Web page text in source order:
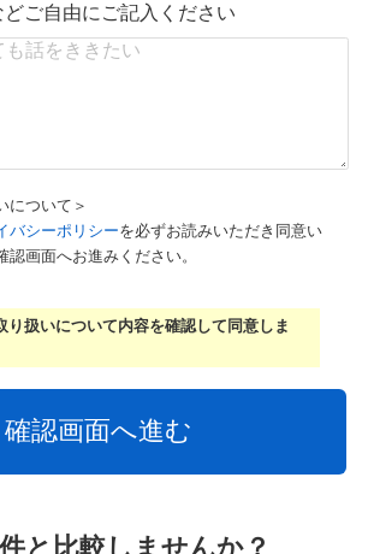
ご自由にご記入ください
について＞
バシーポリシーを必ずお読みいただき同意い
認画面へお進みください。
り扱いについて内容を確認して同意しま